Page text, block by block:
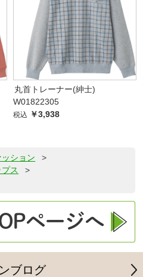
丸首トレーナー(紳士)
W01822305
税込 ￥3,938
ション
>
プス
>
ブログ